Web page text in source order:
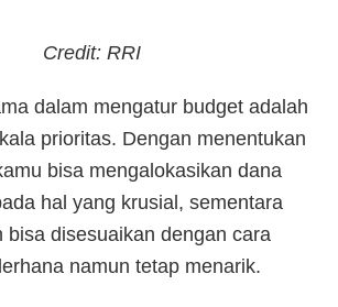
Credit: RRI
dalam mengatur budget adalah
prioritas. Dengan menentukan
bisa mengalokasikan dana
hal yang krusial, sementara
bisa disesuaikan dengan cara
namun tetap menarik.